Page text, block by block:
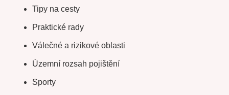
Tipy na cesty
Praktické rady
Válečné a rizikové oblasti
Územní rozsah pojištění
Sporty